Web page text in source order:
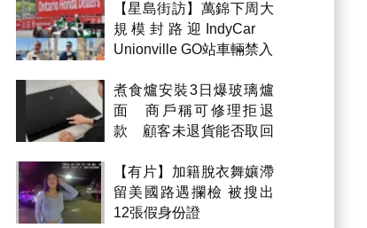
【星島街訪】萬錦下周大
規模封路迎IndyCar
Unionville GO站車輛禁入
煮食爐安裝3日爆玻璃爐
面 商戶稱可修理拒退
款 顧客未退貨能否取回
【有片】加籍脫衣舞孃滯
留美國路遇攔檢 被搜出
12張假身份證